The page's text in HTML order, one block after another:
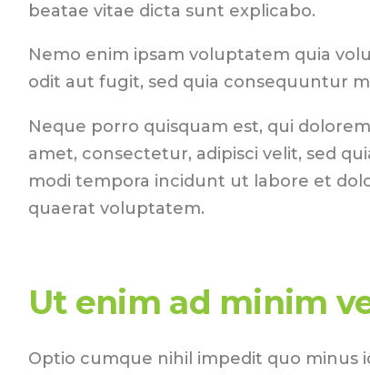
beatae vitae dicta sunt explicabo.
Nemo enim ipsam voluptatem quia
odit aut fugit, sed quia consequuntur
Neque porro quisquam est, qui
amet, consectetur, adipisci velit, sed
modi tempora incidunt ut labore et
quaerat voluptatem.
Ut enim ad minim
Optio cumque nihil impedit quo minus